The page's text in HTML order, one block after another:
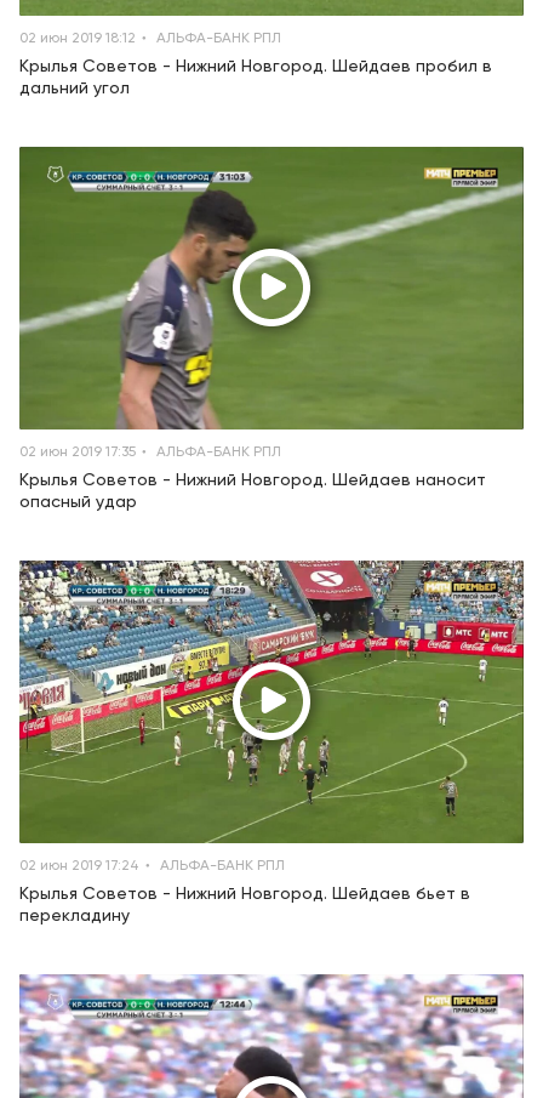
02 июн 2019 18:12 АЛЬФА-БАНК РПЛ
Крылья Советов - Нижний Новгород. Шейдаев пробил в
дальний угол
02 июн 2019 17:35 АЛЬФА-БАНК РПЛ
Крылья Советов - Нижний Новгород. Шейдаев наносит
опасный удар
02 июн 2019 17:24 АЛЬФА-БАНК РПЛ
Крылья Советов - Нижний Новгород. Шейдаев бьет в
перекладину